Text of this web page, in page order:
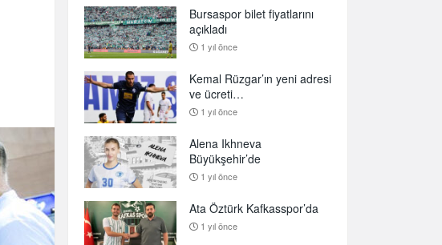
Bursaspor bilet fiyatlarını
açıkladı
1 yıl önce
Kemal Rüzgar’ın yeni adresi
ve ücreti…
1 yıl önce
Alena Ikhneva
Büyükşehir’de
1 yıl önce
Ata Öztürk Kafkasspor’da
1 yıl önce